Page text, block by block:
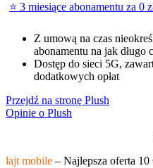
⭐ 3 miesiące abonamentu za 0
Z umową na czas
abonamentu na jak długo
Dostęp do sieci 5G,
dodatkowych opłat
Przejdź na stronę Plush
Opinie o Plush
lajt mobile – Najlepsza oferta